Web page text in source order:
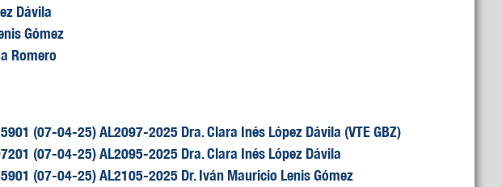
Dávila
Gómez
Romero
(07-04-25) AL2097-2025 Dra. Clara Inés López Dávila (VTE GBZ)
(07-04-25) AL2095-2025 Dra. Clara Inés López Dávila
(07-04-25) AL2105-2025 Dr. Iván Mauricio Lenis Gómez